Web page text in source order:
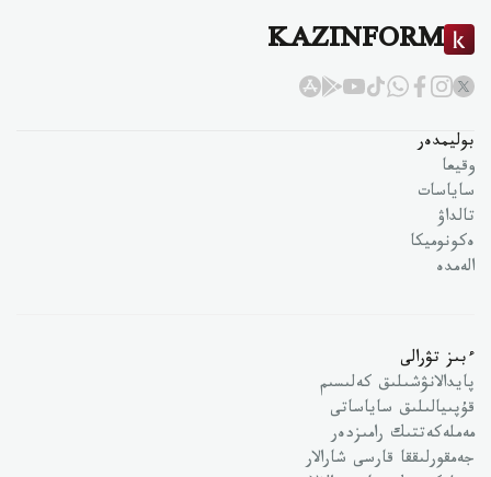
KAZINFORM
بوليمدەر
وقيعا
ساياسات
تالداۋ
ەكونوميكا
الەمدە
ءبىز تۋرالى
پايدالانۋشىلىق كەلىسىم
قۇپىيالىلىق ساياساتى
مەملەكەتتىك رامىزدەر
جەمقورلىققا قارسى شارالار